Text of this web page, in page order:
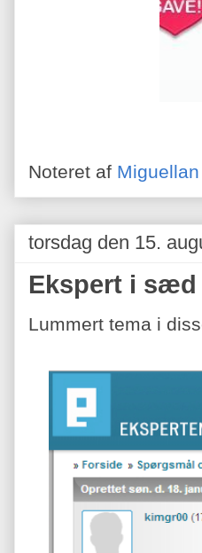
Noteret af Miguellan
torsdag den 15.
Ekspert i sæd
Lummert tema i